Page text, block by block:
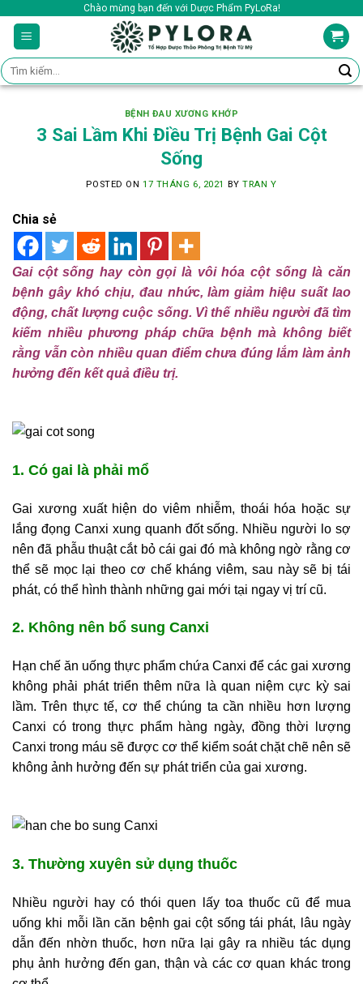
content
Chào mừng bạn đến với Dược Phẩm PyLoRa!
Tìm
kiếm:
BỆNH ĐAU XƯƠNG KHỚP
3 Sai Lầm Khi Điều Trị Bệnh Gai Cột
Sống
POSTED ON 17 THÁNG 6, 2021 BYTRAN Y
Chia sẻ
Gai cột sống hay còn gọi là vôi hóa cột sống là căn
bệnh gây khó chịu, đau nhức, làm giảm hiệu suất lao
động, chất lượng cuộc sống. Vì thế nhiều người đã tìm
kiếm nhiều phương pháp chữa bệnh mà không biết
rằng vẫn còn nhiều quan điểm chưa đúng lắm làm ảnh
hưởng đến kết quả điều trị.
1. Có gai là phải mổ
Gai xương xuất hiện do viêm nhiễm, thoái hóa hoặc sự
lắng đọng Canxi xung quanh đốt sống. Nhiều người lo sợ
nên đã phẫu thuật cắt bỏ cái gai đó mà không ngờ rằng cơ
thể sẽ mọc lại theo cơ chế kháng viêm, sau này sẽ bị tái
phát, có thể hình thành những gai mới tại ngay vị trí cũ.
2. Không nên bổ sung Canxi
Hạn chế ăn uống thực phẩm chứa Canxi để các gai xương
không phải phát triển thêm nữa là quan niệm cực kỳ sai
lầm. Trên thực tế, cơ thể chúng ta cần nhiều hơn lượng
Canxi có trong thực phẩm hàng ngày, đồng thời lượng
Canxi trong máu sẽ được cơ thể kiểm soát chặt chẽ nên sẽ
không ảnh hưởng đến sự phát triển của gai xương.
3. Thường xuyên sử dụng thuốc
Nhiều người hay có thói quen lấy toa thuốc cũ để mua
uống khi mỗi lần căn bệnh gai cột sống tái phát, lâu ngày
dẫn đến nhờn thuốc, hơn nữa lại gây ra nhiều tác dụng
phụ ảnh hưởng đến gan, thận và các cơ quan khác trong